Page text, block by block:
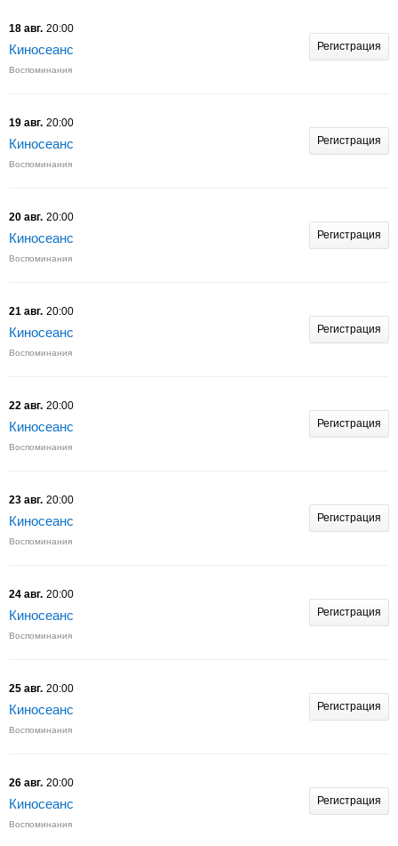
18 авг. 20:00
Киносеанс
Воспоминания
Регистрация
19 авг. 20:00
Киносеанс
Воспоминания
Регистрация
20 авг. 20:00
Киносеанс
Воспоминания
Регистрация
21 авг. 20:00
Киносеанс
Воспоминания
Регистрация
22 авг. 20:00
Киносеанс
Воспоминания
Регистрация
23 авг. 20:00
Киносеанс
Воспоминания
Регистрация
24 авг. 20:00
Киносеанс
Воспоминания
Регистрация
25 авг. 20:00
Киносеанс
Воспоминания
Регистрация
26 авг. 20:00
Киносеанс
Воспоминания
Регистрация